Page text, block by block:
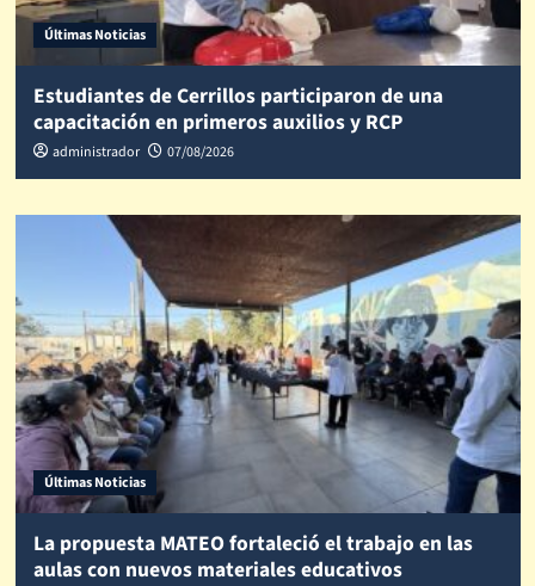
Últimas Noticias
Estudiantes de Cerrillos participaron de una
capacitación en primeros auxilios y RCP
administrador 07/08/2026
Últimas Noticias
La propuesta MATEO fortaleció el trabajo en las
aulas con nuevos materiales educativos